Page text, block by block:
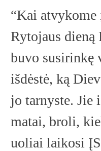
“Kai
Rytojaus dieną
buvo susirinkę
išdėstė, ką
jo tarnyste. Jie
matai, broli,
uoliai laikosi